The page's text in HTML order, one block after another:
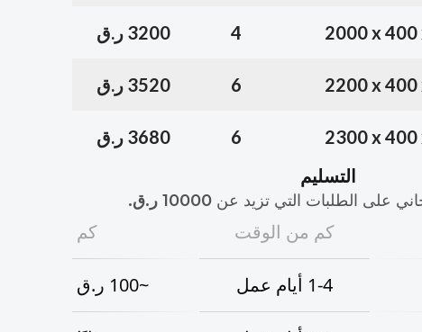
2000 x 400
4 3200 ر.ق
2200 x 400
6 3520 ر.ق
2300 x 400
6
3680 ر.ق
التسليم
على الطلبات التي تزيد عن 10000 ر.ق.
كم من الوقت كم
1-4 أيام عمل ~100 ر.ق